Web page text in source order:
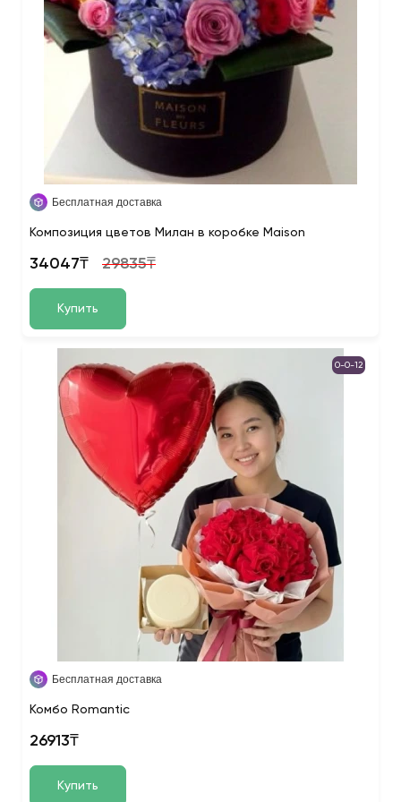
Бесплатная доставка
Композиция цветов Милан в коробке Maison
34047₸ 29835₸
Купить
0-0-12
Бесплатная доставка
Комбо Romantic
26913₸
Купить